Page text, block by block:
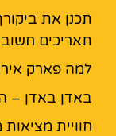
תכנן את
תאריכים
למה פארק
באדן באדן –